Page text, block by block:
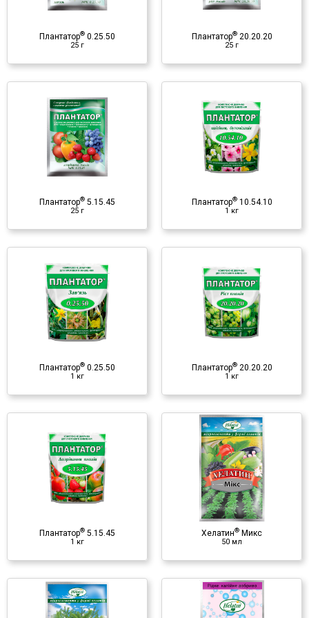
Плантатор® 0.25.50
25 г
Плантатор®20.20.20
25 г
♦ микроэлементы
♦ фитогормоны
♦ витамины
Плантатор® 5.15.45
25 г
Плантатор®10.54.10
1 кг
1 кг
Минеральное удобрение
♦ NPK
♦ микроэлементы
♦ фитогормоны
♦ витамины
Плантатор® 0.25.50
1 кг
Плантатор®20.20.20
1 кг
1 кг
Минеральное удобрение
♦ NPK
♦ микроэлементы
♦ фитогормоны
♦ витамины
Плантатор® 5.15.45
1 кг
Хелатин® Микс
50 мл
Хелатин ®Микс
50 мл
Минеральное удобрение
♦ NPK
(в хелатной форме)
®